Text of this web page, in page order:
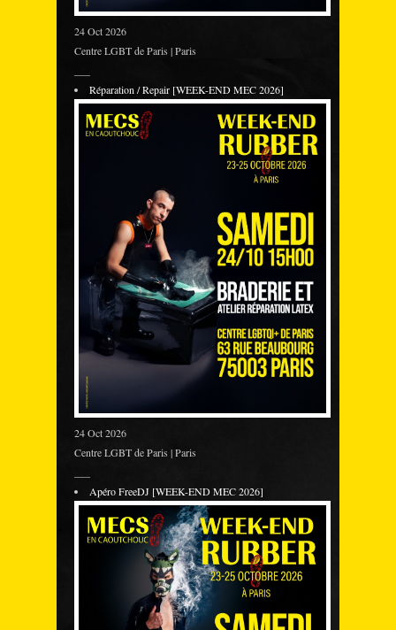
24 Oct 2026
Centre LGBT de Paris | Paris
Réparation / Repair [WEEK-END MEC 2026]
24 Oct 2026
Centre LGBT de Paris | Paris
Apéro FreeDJ [WEEK-END MEC 2026]